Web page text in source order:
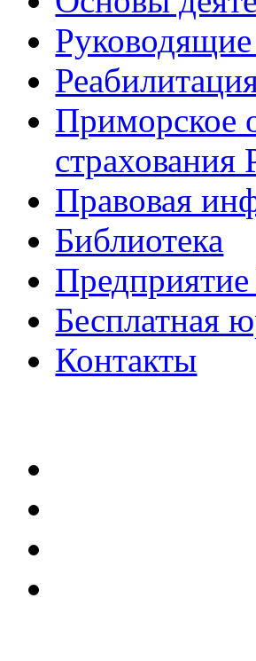
Приморское
страхования
Правовая
Библиотека
Бесплатная
Контакты